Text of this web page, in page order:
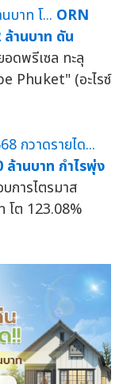
ORN
านบาท ดัน
ดพรีเซล ทะลุ
Phuket" (อะไรซ์
ล้านบาท กำไรพุ่ง
การไตรมาส
โต 123.08%